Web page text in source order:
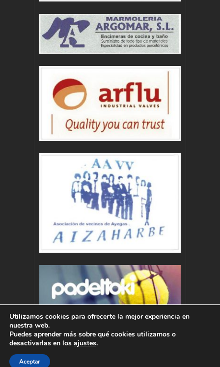
Autor : Pablo Momoitio - pablo@momoitio.com
Utilizamos cookies para ofrecerte la mejor experiencia en
nuestra web.
Puedes aprender más sobre qué cookies utilizamos o
desactivarlas en los ajustes.
Aceptar